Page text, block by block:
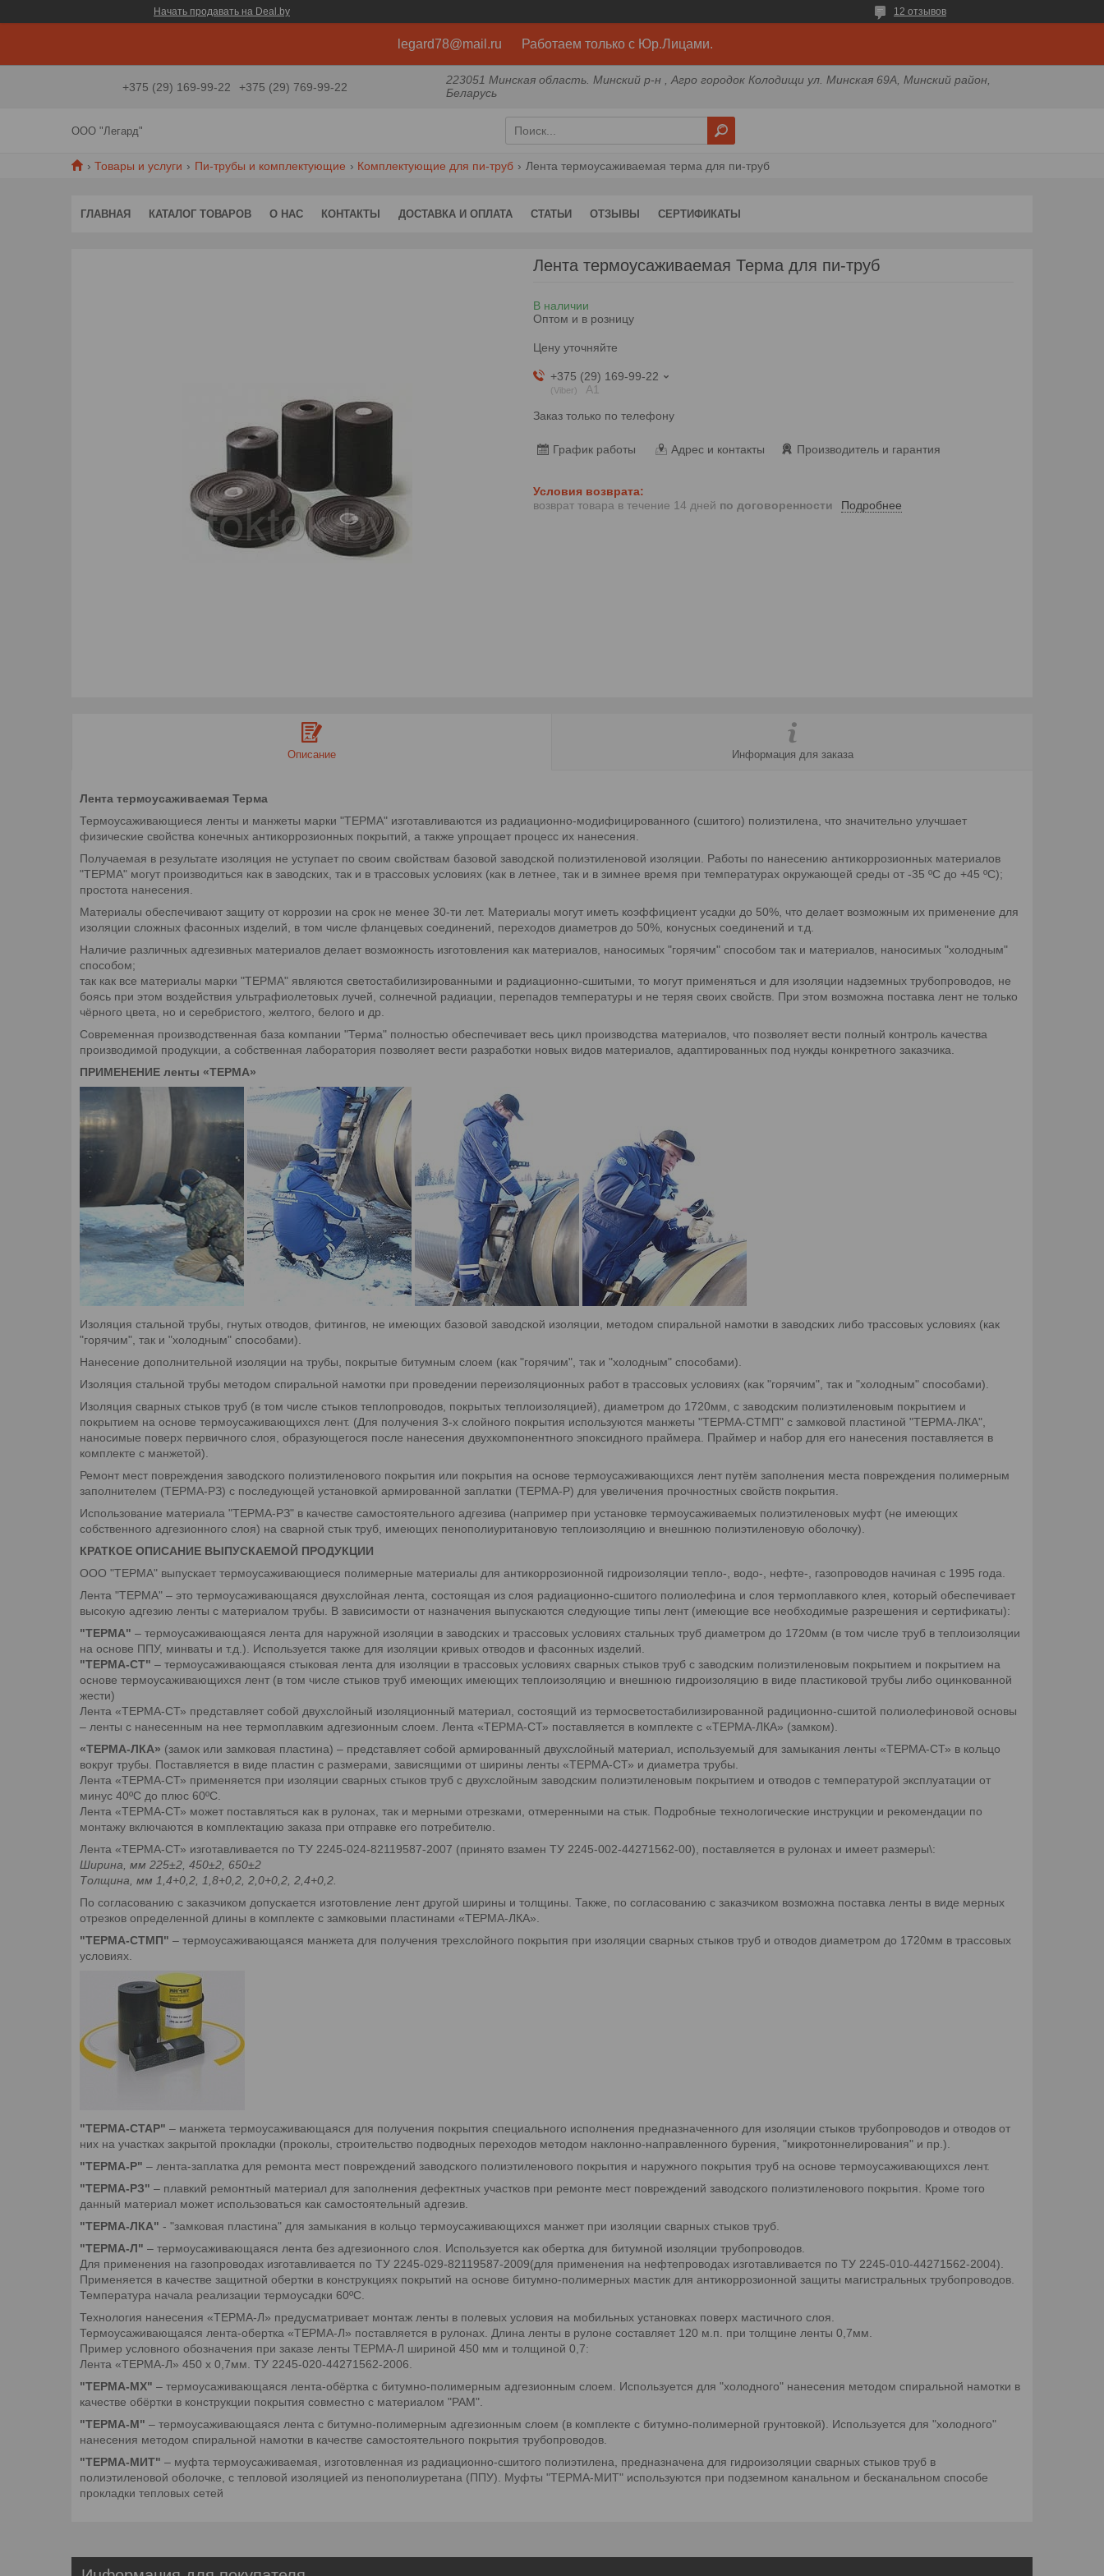
Начать продавать на Deal.by 12 отзывов
legard78@mail.ru Работаем только с Юр.Лицами.
+375 (29) 169-99-22 +375 (29) 769-99-22
223051 Минская область. Минский р-н , Агро городок Колодищи ул. Минская 69А, Минский район,
Беларусь
ООО "Легард"
Товары и услуги Пи-трубы и комплектующие Комплектующие для пи-труб Лента термоусаживаемая терма для пи-труб
ГЛАВНАЯ КАТАЛОГ ТОВАРОВ О НАС КОНТАКТЫ ДОСТАВКА И ОПЛАТА СТАТЬИ ОТЗЫВЫ СЕРТИФИКАТЫ
Лента термоусаживаемая Терма для пи-труб
В наличии
Оптом и в розницу
Цену уточняйте
+375 (29) 169-99-22
Viber
А1
Заказ только по телефону
График работы Адрес и контакты Производитель и гарантия
возврат товара в течение 14 дней по договоренности Подробнее
Описание Информация для заказа
Лента термоусаживаемая Терма
Термоусаживающиеся ленты и манжеты марки "ТЕРМА" изготавливаются из радиационно-модифицированного (сшитого) полиэтилена, что значительно улучшает
физические свойства конечных антикоррозионных покрытий, а также упрощает процесс их нанесения.
Получаемая в результате изоляция не уступает по своим свойствам базовой заводской полиэтиленовой изоляции. Работы по нанесению антикоррозионных материалов
"ТЕРМА" могут производиться как в заводских, так и в трассовых условиях (как в летнее, так и в зимнее время при температурах окружающей среды от -35 ºС до +45 ºС);
простота нанесения.
Материалы обеспечивают защиту от коррозии на срок не менее 30-ти лет. Материалы могут иметь коэффициент усадки до 50%, что делает возможным их применение для
изоляции сложных фасонных изделий, в том числе фланцевых соединений, переходов диаметров до 50%, конусных соединений и т.д.
Наличие различных адгезивных материалов делает возможность изготовления как материалов, наносимых "горячим" способом так и материалов, наносимых "холодным"
способом;
так как все материалы марки "ТЕРМА" являются светостабилизированными и радиационно-сшитыми, то могут применяться и для изоляции надземных трубопроводов, не
боясь при этом воздействия ультрафиолетовых лучей, солнечной радиации, перепадов температуры и не теряя своих свойств. При этом возможна поставка лент не только
чёрного цвета, но и серебристого, желтого, белого и др.
Современная производственная база компании "Терма" полностью обеспечивает весь цикл производства материалов, что позволяет вести полный контроль качества
производимой продукции, а собственная лаборатория позволяет вести разработки новых видов материалов, адаптированных под нужды конкретного заказчика.
ПРИМЕНЕНИЕ ленты «ТЕРМА»
Изоляция стальной трубы, гнутых отводов, фитингов, не имеющих базовой заводской изоляции, методом спиральной намотки в заводских либо трассовых условиях (как
"горячим", так и "холодным" способами).
Нанесение дополнительной изоляции на трубы, покрытые битумным слоем (как "горячим", так и "холодным" способами).
Изоляция стальной трубы методом спиральной намотки при проведении переизоляционных работ в трассовых условиях (как "горячим", так и "холодным" способами).
Изоляция сварных стыков труб (в том числе стыков теплопроводов, покрытых теплоизоляцией), диаметром до 1720мм, с заводским полиэтиленовым покрытием и
покрытием на основе термоусаживающихся лент. (Для получения 3-х слойного покрытия используются манжеты "ТЕРМА-СТМП" с замковой пластиной "ТЕРМА-ЛКА",
наносимые поверх первичного слоя, образующегося после нанесения двухкомпонентного эпоксидного праймера. Праймер и набор для его нанесения поставляется в
комплекте с манжетой).
Ремонт мест повреждения заводского полиэтиленового покрытия или покрытия на основе термоусаживающихся лент путём заполнения места повреждения полимерным
заполнителем (ТЕРМА-РЗ) с последующей установкой армированной заплатки (ТЕРМА-Р) для увеличения прочностных свойств покрытия.
Использование материала "ТЕРМА-РЗ" в качестве самостоятельного адгезива (например при установке термоусаживаемых полиэтиленовых муфт (не имеющих
собственного адгезионного слоя) на сварной стык труб, имеющих пенополиуритановую теплоизоляцию и внешнюю полиэтиленовую оболочку).
КРАТКОЕ ОПИСАНИЕ ВЫПУСКАЕМОЙ ПРОДУКЦИИ
ООО "ТЕРМА" выпускает термоусаживающиеся полимерные материалы для антикоррозионной гидроизоляции тепло-, водо-, нефте-, газопроводов начиная с 1995 года.
Лента "ТЕРМА" – это термоусаживающаяся двухслойная лента, состоящая из слоя радиационно-сшитого полиолефина и слоя термоплавкого клея, который обеспечивает
высокую адгезию ленты с материалом трубы. В зависимости от назначения выпускаются следующие типы лент (имеющие все необходимые разрешения и сертификаты):
"ТЕРМА" – термоусаживающаяся лента для наружной изоляции в заводских и трассовых условиях стальных труб диаметром до 1720мм (в том числе труб в теплоизоляции
на основе ППУ, минваты и т.д.). Используется также для изоляции кривых отводов и фасонных изделий.
"ТЕРМА-СТ" – термоусаживающаяся стыковая лента для изоляции в трассовых условиях сварных стыков труб с заводским полиэтиленовым покрытием и покрытием на
основе термоусаживающихся лент (в том числе стыков труб имеющих имеющих теплоизоляцию и внешнюю гидроизоляцию в виде пластиковой трубы либо оцинкованной
жести)
Лента «ТЕРМА-СТ» представляет собой двухслойный изоляционный материал, состоящий из термосветостабилизированной радиционно-сшитой полиолефиновой основы
– ленты с нанесенным на нее термоплавким адгезионным слоем. Лента «ТЕРМА-СТ» поставляется в комплекте с «ТЕРМА-ЛКА» (замком).
«ТЕРМА-ЛКА» (замок или замковая пластина) – представляет собой армированный двухслойный материал, используемый для замыкания ленты «ТЕРМА-СТ» в кольцо
вокруг трубы. Поставляется в виде пластин с размерами, зависящими от ширины ленты «ТЕРМА-СТ» и диаметра трубы.
Лента «ТЕРМА-СТ» применяется при изоляции сварных стыков труб с двухслойным заводским полиэтиленовым покрытием и отводов с температурой эксплуатации от
минус 40ºС до плюс 60ºС.
Лента «ТЕРМА-СТ» может поставляться как в рулонах, так и мерными отрезками, отмеренными на стык. Подробные технологические инструкции и рекомендации по
монтажу включаются в комплектацию заказа при отправке его потребителю.
Лента «ТЕРМА-СТ» изготавливается по ТУ 2245-024-82119587-2007 (принято взамен ТУ 2245-002-44271562-00), поставляется в рулонах и имеет размеры\:
Ширина, мм 225±2, 450±2, 650±2
Толщина, мм 1,4+0,2, 1,8+0,2, 2,0+0,2, 2,4+0,2.
По согласованию с заказчиком допускается изготовление лент другой ширины и толщины. Также, по согласованию с заказчиком возможна поставка ленты в виде мерных
отрезков определенной длины в комплекте с замковыми пластинами «ТЕРМА-ЛКА».
"ТЕРМА-СТМП" – термоусаживающаяся манжета для получения трехслойного покрытия при изоляции сварных стыков труб и отводов диаметром до 1720мм в трассовых
условиях.
"ТЕРМА-СТАР" – манжета термоусаживающаяся для получения покрытия специального исполнения предназначенного для изоляции стыков трубопроводов и отводов от
них на участках закрытой прокладки (проколы, строительство подводных переходов методом наклонно-направленного бурения, "микротоннелирования" и пр.).
"ТЕРМА-Р" – лента-заплатка для ремонта мест повреждений заводского полиэтиленового покрытия и наружного покрытия труб на основе термоусаживающихся лент.
"ТЕРМА-РЗ" – плавкий ремонтный материал для заполнения дефектных участков при ремонте мест повреждений заводского полиэтиленового покрытия. Кроме того
данный материал может использоваться как самостоятельный адгезив.
"ТЕРМА-ЛКА" - "замковая пластина" для замыкания в кольцо термоусаживающихся манжет при изоляции сварных стыков труб.
"ТЕРМА-Л" – термоусаживающаяся лента без адгезионного слоя. Используется как обертка для битумной изоляции трубопроводов.
Для применения на газопроводах изготавливается по ТУ 2245-029-82119587-2009(для применения на нефтепроводах изготавливается по ТУ 2245-010-44271562-2004).
Применяется в качестве защитной обертки в конструкциях покрытий на основе битумно-полимерных мастик для антикоррозионной защиты магистральных трубопроводов.
Температура начала реализации термоусадки 60ºС.
Технология нанесения «ТЕРМА-Л» предусматривает монтаж ленты в полевых условия на мобильных установках поверх мастичного слоя.
Термоусаживающаяся лента-обертка «ТЕРМА-Л» поставляется в рулонах. Длина ленты в рулоне составляет 120 м.п. при толщине ленты 0,7мм.
Пример условного обозначения при заказе ленты ТЕРМА-Л шириной 450 мм и толщиной 0,7:
Лента «ТЕРМА-Л» 450 х 0,7мм. ТУ 2245-020-44271562-2006.
"ТЕРМА-МХ" – термоусаживающаяся лента-обёртка с битумно-полимерным адгезионным слоем. Используется для "холодного" нанесения методом спиральной намотки в
качестве обёртки в конструкции покрытия совместно с материалом "РАМ".
"ТЕРМА-М" – термоусаживающаяся лента с битумно-полимерным адгезионным слоем (в комплекте с битумно-полимерной грунтовкой). Используется для "холодного"
нанесения методом спиральной намотки в качестве самостоятельного покрытия трубопроводов.
"ТЕРМА-МИТ" – муфта термоусаживаемая, изготовленная из радиационно-сшитого полиэтилена, предназначена для гидроизоляции сварных стыков труб в
полиэтиленовой оболочке, с тепловой изоляцией из пенополиуретана (ППУ). Муфты "ТЕРМА-МИТ" используются при подземном канальном и бесканальном способе
прокладки тепловых сетей